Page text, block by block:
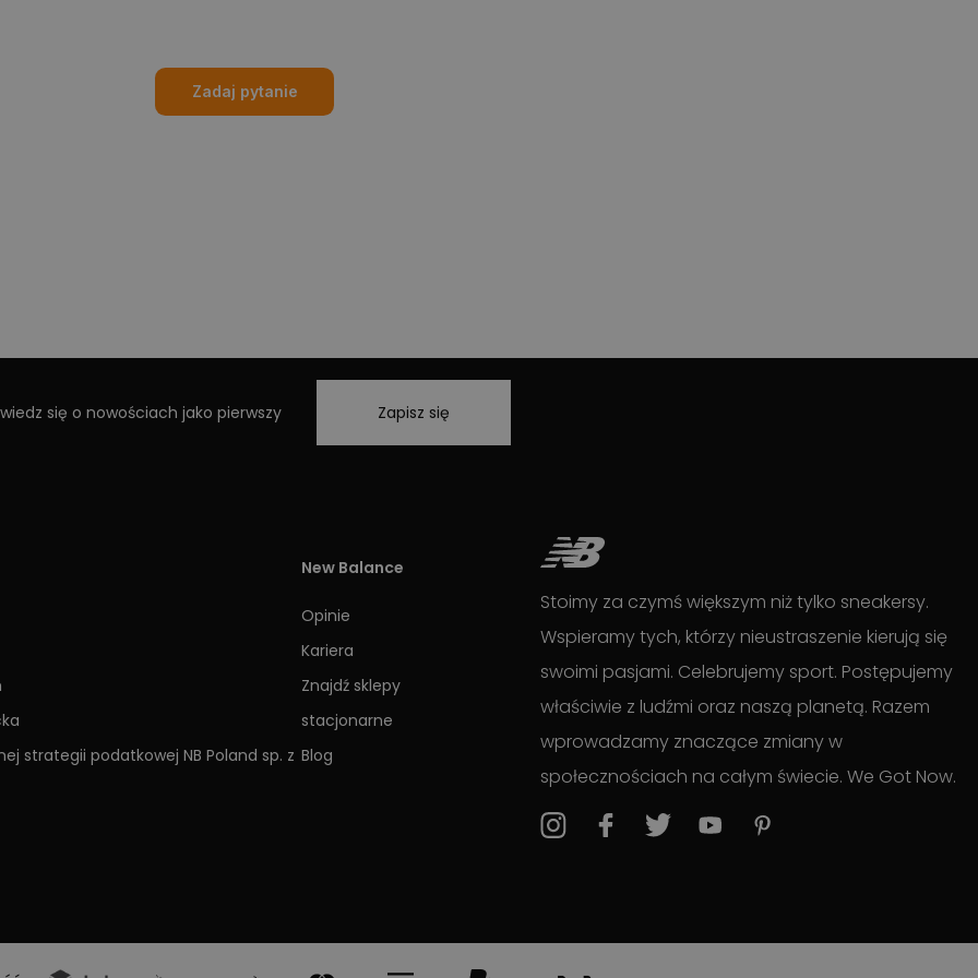
Zadaj pytanie
się o nowościach jako pierwszy Zapisz się
strategii podatkowej NB Poland sp. z
New Balance
Opinie
Kariera
Znajdź sklepy
stacjonarne
Blog
Stoimy za czymś większym niż tylko sneakersy.
Wspieramy tych, którzy nieustraszenie kierują się
swoimi pasjami. Celebrujemy sport. Postępujemy
właściwie z ludźmi oraz naszą planetą. Razem
wprowadzamy znaczące zmiany w
społecznościach na całym świecie. We Got Now.